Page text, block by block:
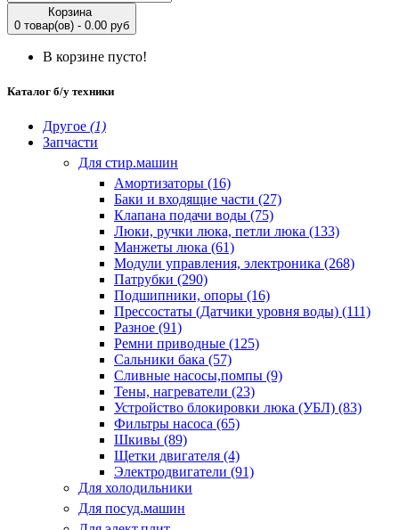
Корзина
0 товар(ов) - 0.00 руб
В корзине пусто!
Каталог б/у техники
Другое (1)
Запчасти
Для стир.машин
Амортизаторы (16)
Баки и входящие части (27)
Клапана подачи воды (75)
Люки, ручки люка, петли люка (133)
Манжеты люка (61)
Модули управления, электроника (268)
Патрубки (290)
Подшипники, опоры (16)
Прессостаты (Датчики уровня воды) (111)
Разное (91)
Ремни приводные (125)
Сальники бака (57)
Сливные насосы,помпы (9)
Тены, нагреватели (23)
Устройство блокировки люка (УБЛ) (83)
Фильтры насоса (65)
Шкивы (89)
Щетки двигателя (4)
Электродвигатели (91)
Для холодильники
Для посуд.машин